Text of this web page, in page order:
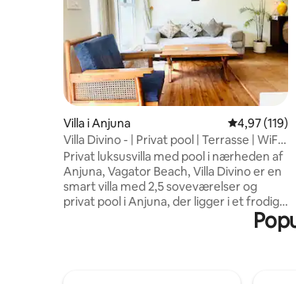
Villa i Anjuna 4,97 ud af 5
4,97 (119)
Villa Divino - | Privat pool | Terrasse | WiFi |
Strand
Privat luksusvilla med pool i nærheden af
Anjuna, Vagator Beach, Villa Divino er en
smart villa med 2,5 soveværelser og
privat pool i Anjuna, der ligger i et frodigt,
stille grønt område, men kun få minutter
fra Goas hotteste caféer, strande og